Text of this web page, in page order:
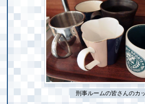
刑事ルームの皆さんのカ